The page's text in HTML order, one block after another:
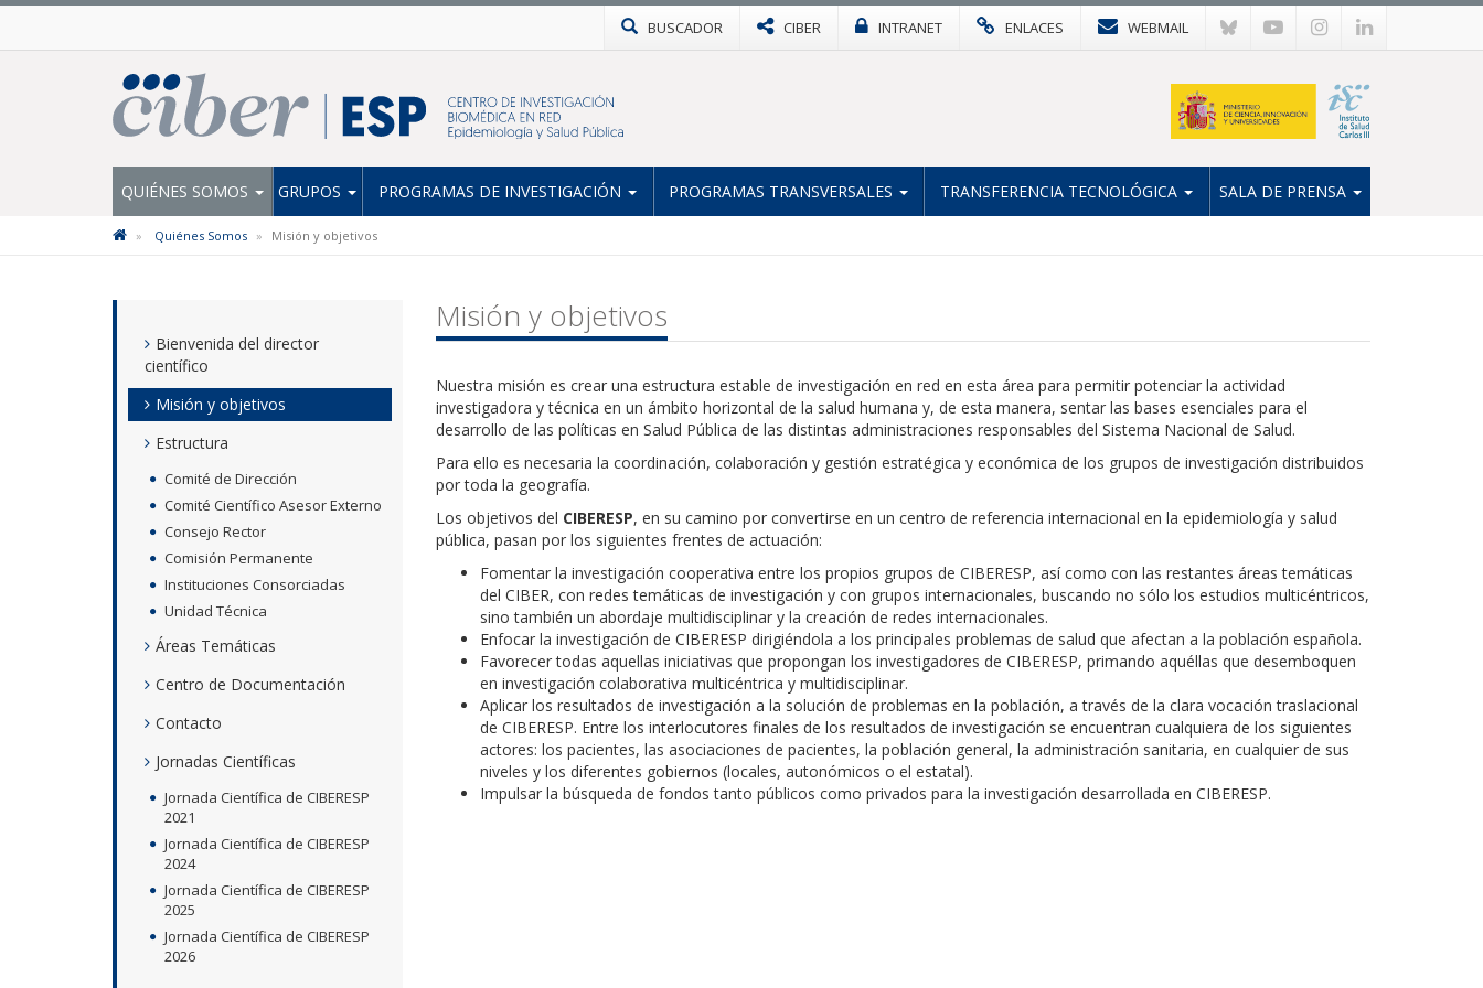
BUSCADOR CIBER INTRANET ENLACES WEBMAIL
QUIÉNES SOMOS GRUPOS PROGRAMAS DE INVESTIGACIÓN PROGRAMAS TRANSVERSALES TRANSFERENCIA TECNOLÓGICA SALA DE PRENSA
Quiénes Somos Misión y objetivos
Misión y objetivos
Nuestra misión es crear una estructura estable de investigación en red en esta área para permitir potenciar la actividad
investigadora y técnica en un ámbito horizontal de la salud humana y, de esta manera, sentar las bases esenciales para el
desarrollo de las políticas en Salud Pública de las distintas administraciones responsables del Sistema Nacional de Salud.
Para ello es necesaria la coordinación, colaboración y gestión estratégica y económica de los grupos de investigación distribuidos
por toda la geografía.
Los objetivos del CIBERESP, en su camino por convertirse en un centro de referencia internacional en la epidemiología y salud
pública, pasan por los siguientes frentes de actuación:
Fomentar la investigación cooperativa entre los propios grupos de CIBERESP, así como con las restantes áreas temáticas
del CIBER, con redes temáticas de investigación y con grupos internacionales, buscando no sólo los estudios multicéntricos,
sino también un abordaje multidisciplinar y la creación de redes internacionales.
Enfocar la investigación de CIBERESP dirigiéndola a los principales problemas de salud que afectan a la población española.
Favorecer todas aquellas iniciativas que propongan los investigadores de CIBERESP, primando aquéllas que desemboquen
en investigación colaborativa multicéntrica y multidisciplinar.
Aplicar los resultados de investigación a la solución de problemas en la población, a través de la clara vocación traslacional
de CIBERESP. Entre los interlocutores finales de los resultados de investigación se encuentran cualquiera de los siguientes
actores: los pacientes, las asociaciones de pacientes, la población general, la administración sanitaria, en cualquier de sus
niveles y los diferentes gobiernos (locales, autonómicos o el estatal).
Impulsar la búsqueda de fondos tanto públicos como privados para la investigación desarrollada en CIBERESP.
Bienvenida del director
científico
Misión y objetivos
Estructura
Comité de Dirección
Comité Científico Asesor Externo
Consejo Rector
Comisión Permanente
Instituciones Consorciadas
Unidad Técnica
Áreas Temáticas
Centro de Documentación
Contacto
Jornadas Científicas
Jornada Científica de CIBERESP
2021
Jornada Científica de CIBERESP
2024
Jornada Científica de CIBERESP
2025
Jornada Científica de CIBERESP
2026